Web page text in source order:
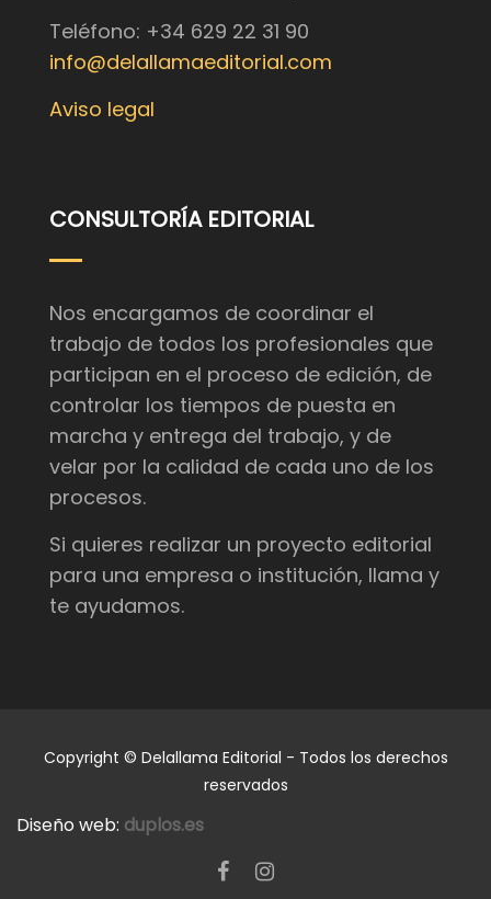
Teléfono: +34 629 22 31 90
info@delallamaeditorial.com
Aviso legal
CONSULTORÍA EDITORIAL
Nos encargamos de coordinar el
trabajo de todos los profesionales que
participan en el proceso de edición, de
controlar los tiempos de puesta en
marcha y entrega del trabajo, y de
velar por la calidad de cada uno de los
procesos.
Si quieres realizar un proyecto editorial
para una empresa o institución, llama y
te ayudamos.
Copyright © Delallama Editorial - Todos los derechos
reservados
Diseño web: duplos.es